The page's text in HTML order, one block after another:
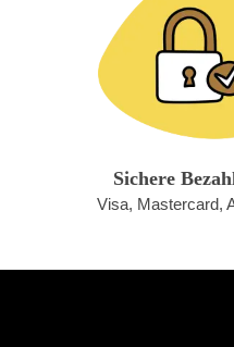
Sichere
Visa, Mastercard,